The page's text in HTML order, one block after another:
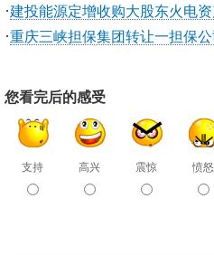
·建投能源定增收购大股东火电
·重庆三峡担保集团转让一担保公
您看完后的感受
支持 高兴 震惊 愤怒